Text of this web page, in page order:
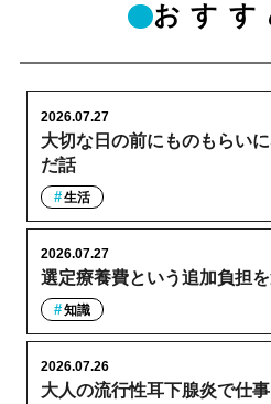
おすす
大切な日の前にものもらい
だ話
2026.07.27
生活
選定療養費という追加負担
2026.07.27
知識
大人の流行性耳下腺炎で仕
2026.07.26